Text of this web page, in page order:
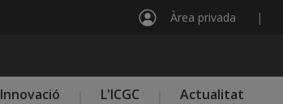
Àrea privada
Innovació L'ICGC Actualitat